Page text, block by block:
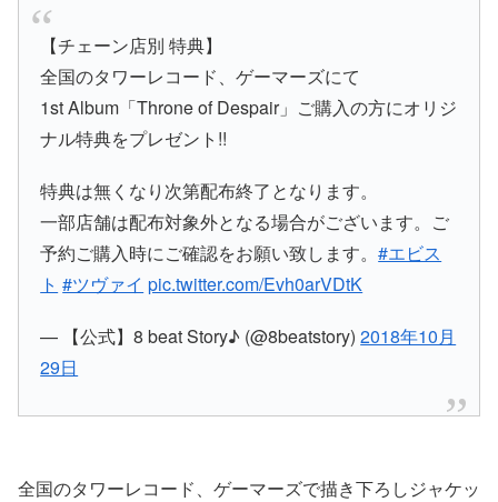
【チェーン店別 特典】
全国のタワーレコード、ゲーマーズにて
1st Album「Throne of Despair」ご購入の方にオリジ
ナル特典をプレゼント!!
特典は無くなり次第配布終了となります。
一部店舗は配布対象外となる場合がございます。ご
予約ご購入時にご確認をお願い致します。#エビス
ト #ツヴァイ pic.twitter.com/Evh0arVDtK
— 【公式】8 beat Story♪ (@8beatstory)2018年10月
29日
全国のタワーレコード、ゲーマーズで描き下ろしジャケッ